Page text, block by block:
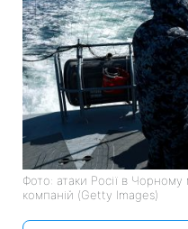
Фото: атаки Росії в Чорному
компаній (Getty Images)